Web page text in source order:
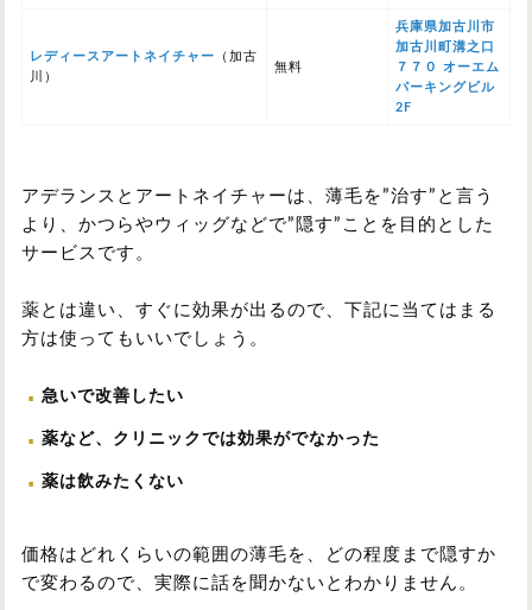
レディースアートネイチャー （加古
川）
無料
兵庫県加古川市
加古川町溝之口
７７０ オーエム
パーキングビル
2F
アデランスとアートネイチャーは、薄毛を”治す”と言う
より、かつらやウィッグなどで”隠す”ことを目的とした
サービスです。
薬とは違い、すぐに効果が出るので、下記に当てはまる
方は使ってもいいでしょう。
急いで改善したい
薬など、クリニックでは効果がでなかった
薬は飲みたくない
価格はどれくらいの範囲の薄毛を、どの程度まで隠すか
で変わるので、実際に話を聞かないとわかりません。